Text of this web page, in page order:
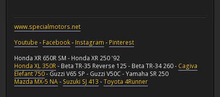
www.specialmotors.net
Youtube- Facebook- Instagram- Pinterest
Honda XR 650R SM - Honda XR 250 '92
Honda XL 350R- Beta TR-35 Reverse 125 - Beta TR-34 260 - Cagiva
Elefant 750- Guzzi V65 SP - Guzzi V50C - Yamaha SR 250
Mazda MX-5 NA- Suzuki SJ 413-Toyota 4Runner